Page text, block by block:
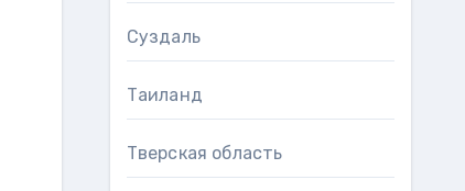
Суздаль
Таиланд
Тверская область